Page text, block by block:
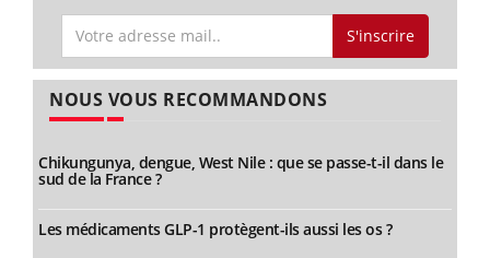
S'inscrire
NOUS VOUS RECOMMANDONS
Chikungunya, dengue, West Nile : que se passe-t-il dans le
sud de la France ?
Les médicaments GLP-1 protègent-ils aussi les os ?